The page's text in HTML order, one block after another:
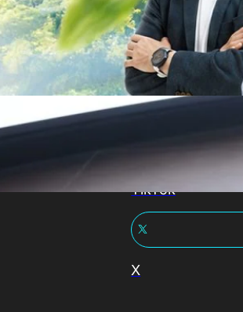
Facebook
YouTube
TikTok
X